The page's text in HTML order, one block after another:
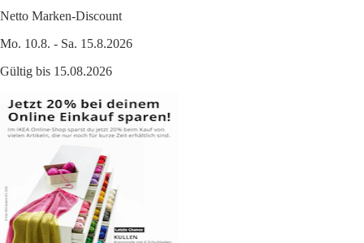
Netto Marken-Discount
Mo. 10.8. - Sa. 15.8.2026
Gültig bis 15.08.2026